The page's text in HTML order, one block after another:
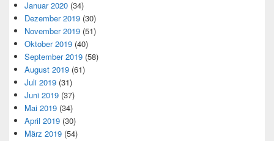
Januar 2020 (34)
Dezember 2019 (30)
November 2019 (51)
Oktober 2019 (40)
September 2019 (58)
August 2019 (61)
Juli 2019 (31)
Juni 2019 (37)
Mai 2019 (34)
April 2019 (30)
März 2019 (54)